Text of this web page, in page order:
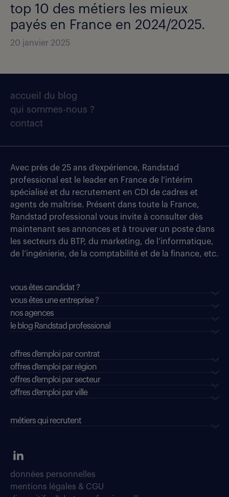
top 10 des métiers les mieux
payés en France en 2024/2025.
20 janvier 2025
accueil du blog
qui sommes-nous ?
contact
Avec près de 25 ans d’expérience, Randstad
professional est le leader en France de l’intérim
spécialisé et du recrutement en CDI de cadres et
agents de maîtrise. Présent dans toute la France,
Randstad professional vous invite à consulter dès
maintenant ses annonces et à trouver un poste dans
les secteurs du BTP, du marketing, de l’informatique,
de l’ingénierie, de la comptabilité et de la finance, etc.
vous êtes candidat ?
vous êtes une entreprise ?
nos agences
le blog Randstad professional
offres d'emploi par contrat
offres d'emploi par région
offres d'emploi par secteur
offres d’emploi par ville
métiers qui recrutent
données personnelles
mentions légales & CGU